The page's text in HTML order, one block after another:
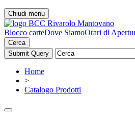
Chiudi menu
Blocco carteDove SiamoOrari di
Cerca
Home
>
Catalogo Prodotti